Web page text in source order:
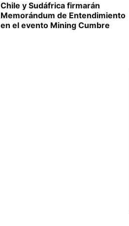
Chile y Sudáfrica firmarán
Memorándum de Entendimiento
en el evento Mining Cumbre